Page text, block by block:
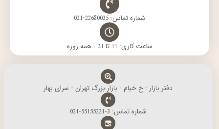
شماره تماس: 22680035-021
ساعت کاری: 11 تا 21 - همه روزه
دفتر بازار : خ خیام - بازار بزرگ تهران - سرای بهار
شماره تماس: 3-55155221-021